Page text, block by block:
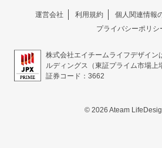
運営会社 利用規約
個人関連情報
プライバシーポリシ
株式会社エイチームライフデザイン
ルディングス（東証プライム市場上
証券コード：3662
© 2026 Ateam